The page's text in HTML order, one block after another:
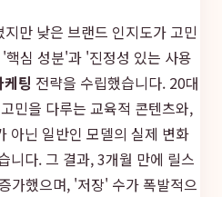
만 낮은 브랜드 인지도가 고민
핵심 성분'과 '진정성 있는 사용
팅 전략을 수립했습니다. 20대
민을 다루는 교육적 콘텐츠와,
아닌 일반인 모델의 실제 변화
니다. 그 결과, 3개월 만에 릴스
가했으며, '저장' 수가 폭발적으